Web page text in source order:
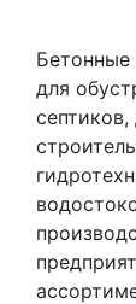
Бетонные
для